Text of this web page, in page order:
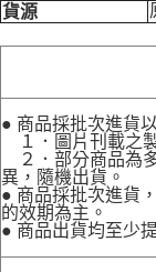
貨源
● 商品採批次進貨
１．圖片刊載之
２．部分商品為
異，隨機出貨。
● 商品採批次進貨
的效期為主。
● 商品出貨均至少